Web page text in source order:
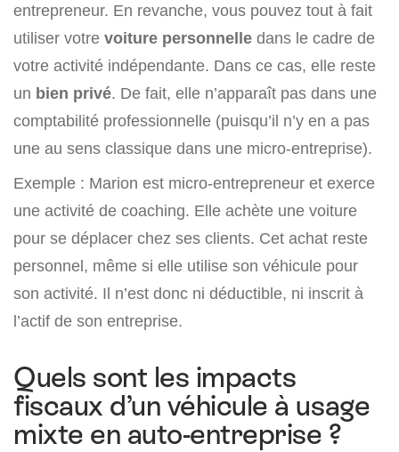
entrepreneur. En revanche, vous pouvez tout à fait
utiliser votre voiture personnelle dans le cadre de
votre activité indépendante. Dans ce cas, elle reste
un bien privé. De fait, elle n’apparaît pas dans une
comptabilité professionnelle (puisqu’il n’y en a pas
une au sens classique dans une micro-entreprise).
Exemple : Marion est micro-entrepreneur et exerce
une activité de coaching. Elle achète une voiture
pour se déplacer chez ses clients. Cet achat reste
personnel, même si elle utilise son véhicule pour
son activité. Il n’est donc ni déductible, ni inscrit à
l’actif de son entreprise.
Quels sont les impacts
fiscaux d’un véhicule à usage
mixte en auto-entreprise ?